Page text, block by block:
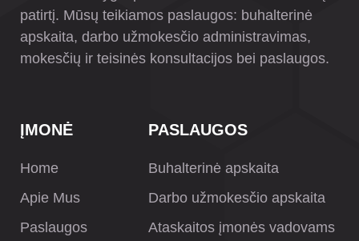
patirtį. Mūsų teikiamos paslaugos: buhalterinė
apskaita, darbo užmokesčio administravimas,
mokesčių ir teisinės konsultacijos bei paslaugos.
ĮMONĖ
Home
Apie Mus
Paslaugos
PASLAUGOS
Buhalterinė apskaita
Darbo užmokesčio apskaita
Ataskaitos įmonės vadovams